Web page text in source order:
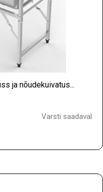
ja nõudekuivatus...
Varsti saadaval